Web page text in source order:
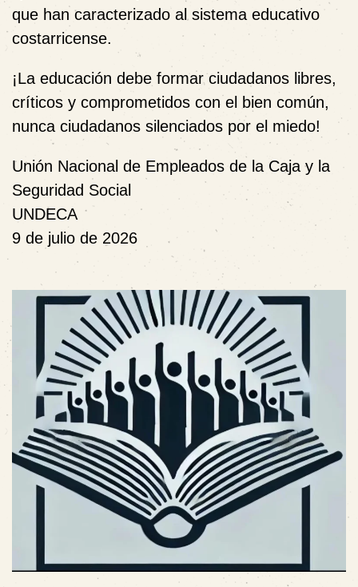
que han caracterizado al sistema educativo
costarricense.
¡La educación debe formar ciudadanos libres,
críticos y comprometidos con el bien común,
nunca ciudadanos silenciados por el miedo!
Unión Nacional de Empleados de la Caja y la
Seguridad Social
UNDECA
9 de julio de 2026